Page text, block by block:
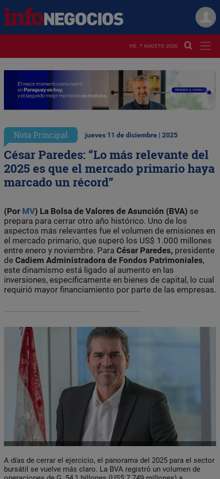
VIE. 7 AGOSTO 2026
Nota Principal jueves 11 de diciembre | 2025
César Paredes: “Lo más relevante del
2025 es que el mercado primario haya
marcado un récord”
(Por MV) La Bolsa de Valores de Asunción (BVA) se
prepara para cerrar otro año histórico. Uno de los
aspectos más relevantes fue el volumen de emisiones en
el mercado primario, que superó los US$ 1.000 millones
entre enero y noviembre. Para César Paredes, presidente
de Cadiem Administradora de Fondos Patrimoniales,
este dinamismo está ligado al aumento en las
inversiones, específicamente en bienes de capital, lo cual
requirió mayor financiamiento por parte de las empresas.
A días de cerrar el ejercicio, el panorama del 2025 para el sector
bursátil se vuelve más claro. La BVA registró un volumen de